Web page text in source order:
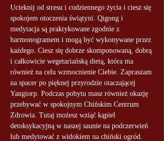
Ucieknij od stresu i codziennego życia i ciesz się
spokojem otoczenia świątyni. Qigong i
medytacja są praktykowane zgodnie z
harmonogramem i mogą być wykonywane przez
każdego. Ciesz się dobrze skomponowaną, dobrą
i całkowicie wegetariańską dietą, która ma
również na celu wzmocnienie Ciebie. Zapraszam
na spacer po pięknej przyrodzie otaczającej
Yangtorp. Podczas pobytu masz również okazję
przebywać w spokojnym Chińskim Centrum
Zdrowia. Tutaj możesz wziąć kąpiel
detoksykacyjną w naszej saunie na podczerwień
lub medytować z widokiem na chiński ogród.